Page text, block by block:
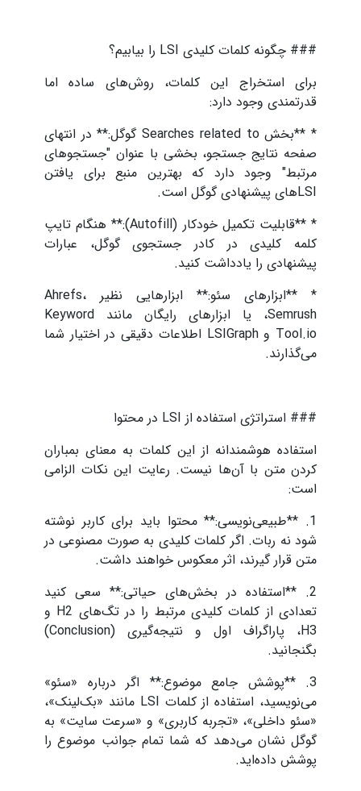
### چگونه کلمات کلیدی LSI را بیابیم؟
برای استخراج این کلمات، روش‌های ساده اما
قدرتمندی وجود دارد:
* **بخش Searches related to گوگل:** در انتهای
صفحه نتایج جستجو، بخشی با عنوان "جستجوهای
مرتبط" وجود دارد که بهترین منبع برای یافتن
LSIهای پیشنهادی گوگل است.
* **قابلیت تکمیل خودکار (Autofill):** هنگام تایپ
کلمه کلیدی در کادر جستجوی گوگل، عبارات
پیشنهادی را یادداشت کنید.
* **ابزارهای سئو:** ابزارهایی نظیر Ahrefs،
Semrush، یا ابزارهای رایگان مانند Keyword
Tool.io و LSIGraph اطلاعات دقیقی در اختیار شما
می‌گذارند.
### استراتژی استفاده از LSI در محتوا
استفاده هوشمندانه از این کلمات به معنای بمباران
کردن متن با آن‌ها نیست. رعایت این نکات الزامی
است:
1. **طبیعی‌نویسی:** محتوا باید برای کاربر نوشته
شود نه ربات. اگر کلمات کلیدی به صورت مصنوعی در
متن قرار گیرند، اثر معکوس خواهند داشت.
2. **استفاده در بخش‌های حیاتی:** سعی کنید
تعدادی از کلمات کلیدی مرتبط را در تگ‌های H2 و
H3، پاراگراف اول و نتیجه‌گیری (Conclusion)
بگنجانید.
3. **پوشش جامع موضوع:** اگر درباره «سئو»
می‌نویسید، استفاده از کلمات LSI مانند «بک‌لینک»،
«سئو داخلی»، «تجربه کاربری» و «سرعت سایت» به
گوگل نشان می‌دهد که شما تمام جوانب موضوع را
پوشش داده‌اید.